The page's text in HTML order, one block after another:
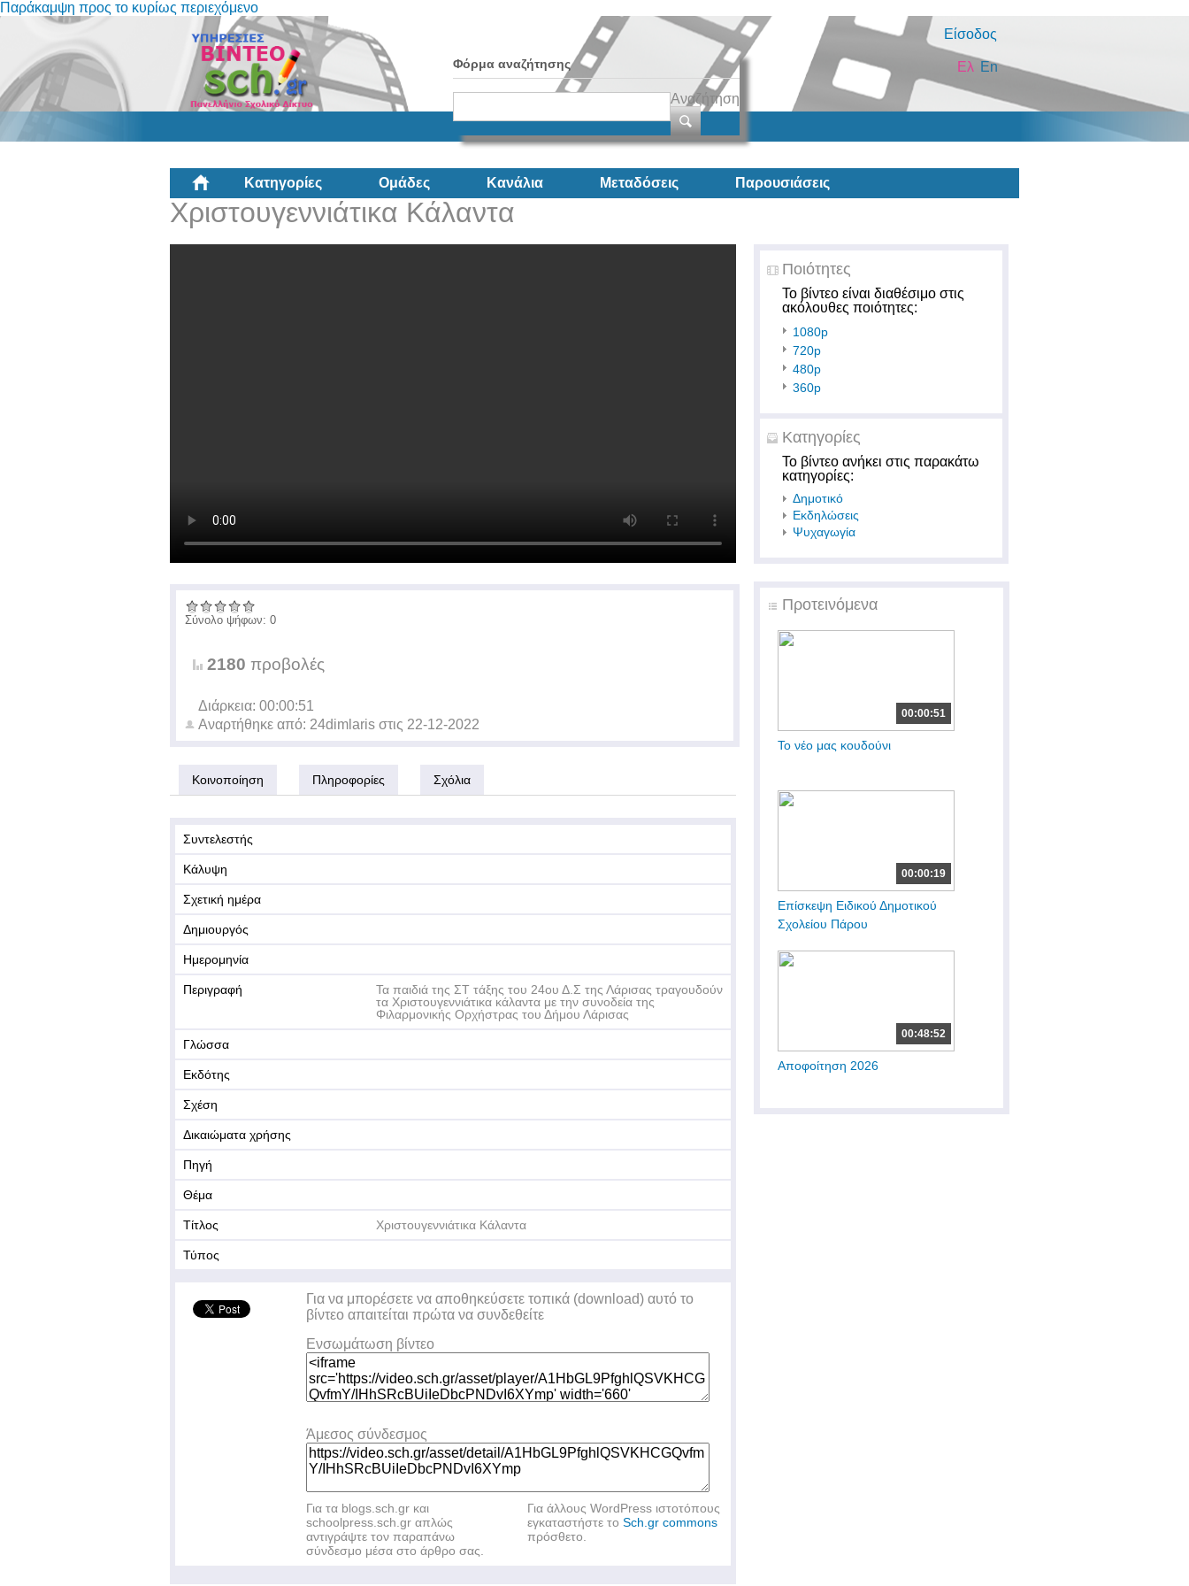
Παράκαμψη προς το κυρίως περιεχόμενο
Είσοδος
Φόρμα αναζήτησης
Αναζήτηση
En
Ελ
Κατηγορίες Ομάδες Κανάλια Μεταδόσεις Παρουσιάσεις
Χριστουγεννιάτικα Κάλαντα
Ποιότητες
Το βίντεο είναι διαθέσιμο στις
ακόλουθες ποιότητες:
1080p
720p
480p
360p
Κατηγορίες
Το βίντεο ανήκει στις παρακάτω
κατηγορίες:
Δημοτικό
Εκδηλώσεις
Ψυχαγωγία
Προτεινόμενα
00:00:51
Το νέο μας κουδούνι
00:00:19
Επίσκεψη Ειδικού Δημοτικού
Σχολείου Πάρου
00:48:52
Αποφοίτηση 2026
Σύνολο ψήφων: 0
2180 προβολές
Διάρκεια: 00:00:51
Αναρτήθηκε από: 24dimlaris στις 22-12-2022
Κοινοποίηση Πληροφορίες Σχόλια
Συντελεστής
Κάλυψη
Σχετική ημέρα
Δημιουργός
Ημερομηνία
Περιγραφή
Τα παιδιά της ΣΤ τάξης του 24ου Δ.Σ της Λάρισας τραγουδούν
τα Χριστουγεννιάτικα κάλαντα με την συνοδεία της
Φιλαρμονικής Ορχήστρας του Δήμου Λάρισας
Γλώσσα
Εκδότης
Σχέση
Δικαιώματα χρήσης
Πηγή
Θέμα
Τίτλος Χριστουγεννιάτικα Κάλαντα
Τύπος
Για να μπορέσετε να αποθηκεύσετε τοπικά (download) αυτό το
βίντεο απαιτείται πρώτα να συνδεθείτε
Ενσωμάτωση βίντεο
Άμεσος σύνδεσμος
Για τα blogs.sch.gr και
schoolpress.sch.gr απλώς
αντιγράψτε τον παραπάνω
σύνδεσμο μέσα στο άρθρο σας.
Για άλλους WordPress ιστοτόπους
εγκαταστήστε το Sch.gr commons
πρόσθετο.